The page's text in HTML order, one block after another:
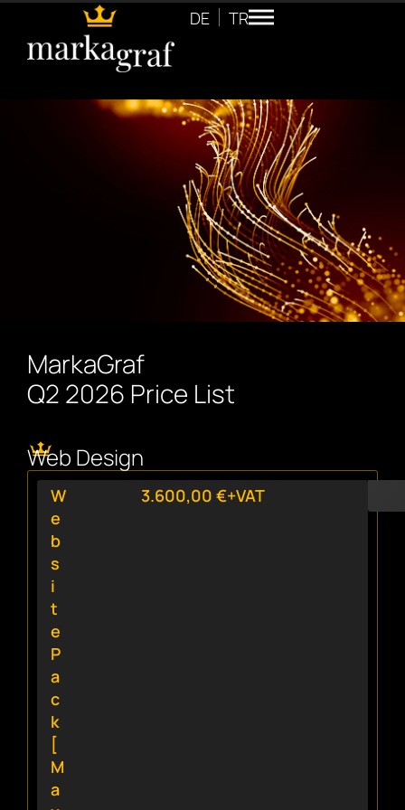
DE TR
MarkaGraf
Q2 2026 Price List
Web Design
W
e
b
s
i
t
e
P
a
c
k
[
M
a
3.600,00 €+VAT